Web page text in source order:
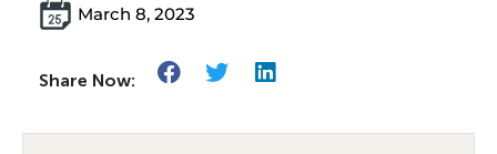
March 8, 2023
Share Now: